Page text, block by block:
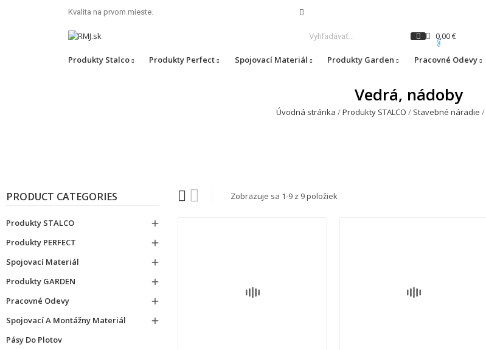
Kvalita na prvom mieste.
0,00 €
0
Produkty Stalco
Produkty Perfect Spojovací Materiál Produkty Garden Pracovné Odevy
Vedrá, nádoby
Úvodná stránka Produkty STALCO Stavebné náradie
PRODUCT CATEGORIES
Produkty STALCO

Produkty PERFECT

Spojovací Materiál

Produkty GARDEN

Pracovné Odevy

Spojovací A Montážny Materiál

Pásy Do Plotov
Zobrazuje sa 1-9 z 9 položiek